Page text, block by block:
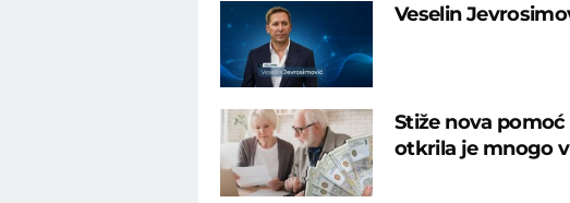
Veselin
Stiže nova
otkrila je mnogo